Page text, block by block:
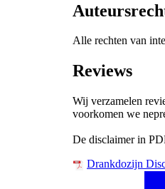
Alle rechten van
Reviews
Wij verzamelen
voorkomen we
De disclaimer in
Drankdozijn